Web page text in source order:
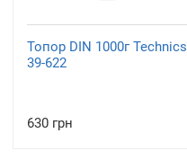
Топор DIN 1000г Technics
39-622
630 грн